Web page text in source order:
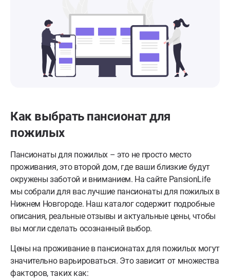
Как выбрать пансионат для
пожилых
Пансионаты для пожилых – это не просто место
проживания, это второй дом, где ваши близкие будут
окружены заботой и вниманием. На сайте PansionLife
мы собрали для вас лучшие пансионаты для пожилых в
Нижнем Новгороде. Наш каталог содержит подробные
описания, реальные отзывы и актуальные цены, чтобы
вы могли сделать осознанный выбор.
Цены на проживание в пансионатах для пожилых могут
значительно варьироваться. Это зависит от множества
факторов, таких как: